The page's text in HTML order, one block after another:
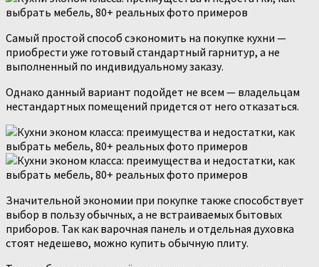
Самый простой способ сэкономить на покупке кухни —
приобрести уже готовый стандартный гарнитур, а не
выполненный по индивидуальному заказу.
Однако данный вариант подойдет не всем — владельцам
нестандартных помещений придется от него отказаться.
Значительной экономии при покупке также способствует
выбор в пользу обычных, а не встраиваемых бытовых
приборов. Так как варочная панель и отдельная духовка
стоят недешево, можно купить обычную плиту.